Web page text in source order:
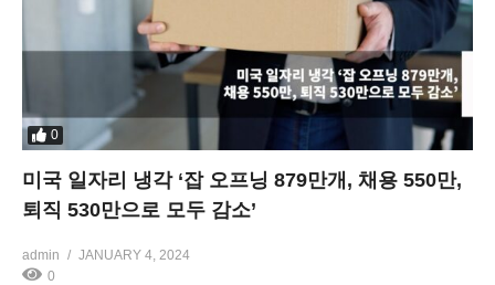
0
미국 일자리 냉각 ‘잡 오프닝 879만개, 채용 550만,
퇴직 530만으로 모두 감소’
admin
JANUARY 4, 2024
0